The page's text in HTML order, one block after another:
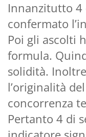
Innanzitutto 4
confermato
Poi gli ascolti
formula.
solidità.
l’originalità
concorrenza
Pertanto 4 di